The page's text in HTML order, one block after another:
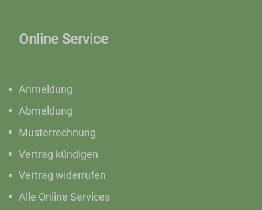
Online Service
Anmeldung
Abmeldung
Musterrechnung
Vertrag kündigen
Vertrag widerrufen
Alle Online Services